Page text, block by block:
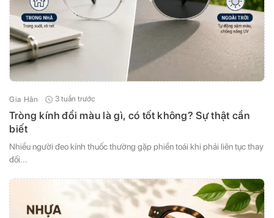
Gia Hân 3 tuần trước
Tròng kính đổi màu là gì, có tốt không? Sự thật cần
biết
Nhiều người đeo kính thuốc thường gặp phiền toái khi phải liên tục thay
đổi...